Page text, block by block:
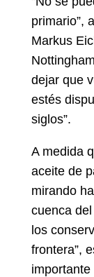
primario”,
Markus
dejar que
estés
siglos”.
A medida
aceite de
mirando
cuenca
los
frontera”,